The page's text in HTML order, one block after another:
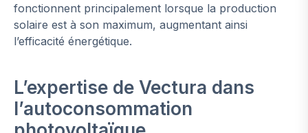
fonctionnent principalement lorsque la production
solaire est à son maximum, augmentant ainsi
l’efficacité énergétique.
L’expertise de Vectura dans
l’autoconsommation